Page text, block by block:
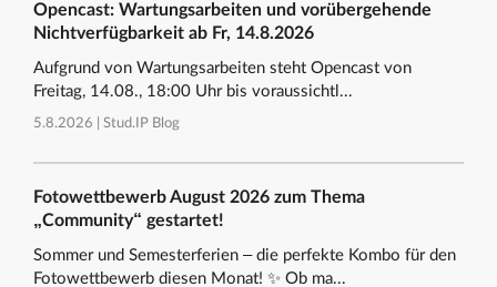
Opencast: Wartungsarbeiten und vorübergehende
Nichtverfügbarkeit ab Fr, 14.8.2026
Aufgrund von Wartungsarbeiten steht Opencast von
Freitag, 14.08., 18:00 Uhr bis voraussichtl...
5.8.2026 | Stud.IP Blog
Fotowettbewerb August 2026 zum Thema
„Community“ gestartet!
Sommer und Semesterferien – die perfekte Kombo für den
Fotowettbewerb diesen Monat! ✨ Ob ma...